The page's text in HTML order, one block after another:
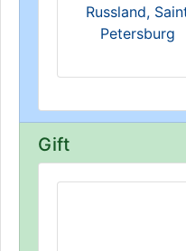
Russland,
Petersburg
Gift